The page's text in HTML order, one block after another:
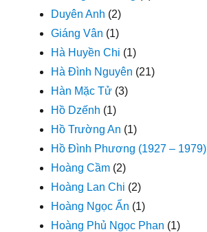
Duyên Anh (2)
Giáng Vân (1)
Hà Huyền Chi (1)
Hà Đình Nguyên (21)
Hàn Mặc Tử (3)
Hồ Dzếnh (1)
Hồ Trường An (1)
Hồ Đình Phương (1927 – 1979)
Hoàng Cầm (2)
Hoàng Lan Chi (2)
Hoàng Ngọc Ẩn (1)
Hoàng Phủ Ngọc Phan (1)